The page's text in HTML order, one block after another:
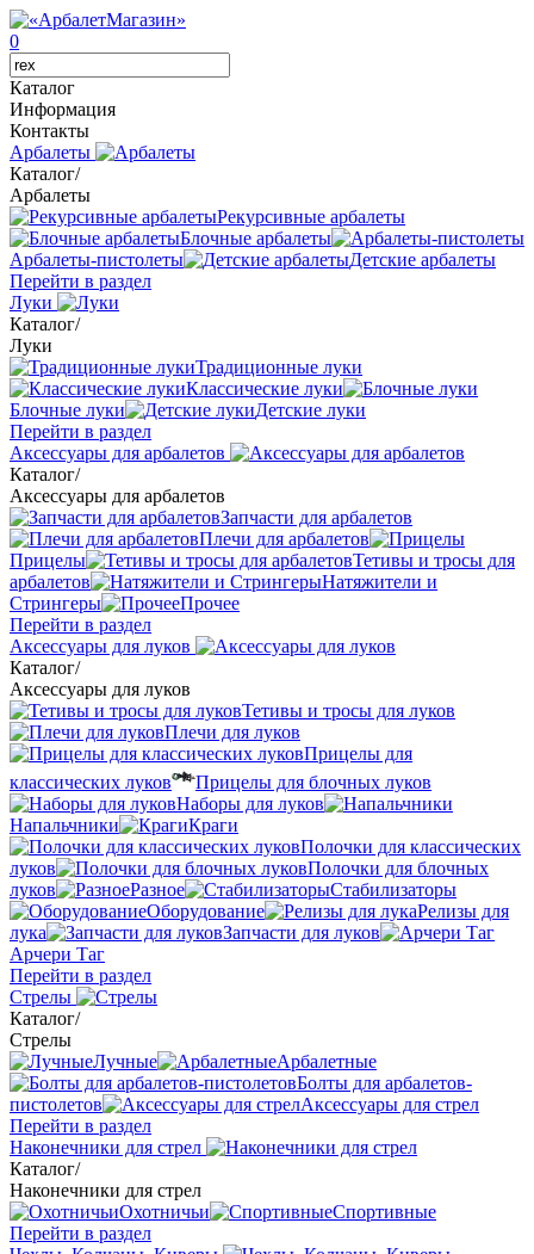
0
Каталог
Информация
Контакты
Арбалеты
Каталог/
Арбалеты
Рекурсивные арбалеты
Блочные арбалеты
Арбалеты-пистолеты
Детские арбалеты
Перейти в раздел
Луки
Каталог/
Луки
Традиционные луки
Классические луки
Блочные луки
Детские луки
Перейти в раздел
Аксессуары для арбалетов
Каталог/
Аксессуары для арбалетов
Запчасти для арбалетов
Плечи для арбалетов
Прицелы
Тетивы и тросы для
арбалетов
Натяжители и
Стрингеры
Прочее
Перейти в раздел
Аксессуары для луков
Каталог/
Аксессуары для луков
Тетивы и тросы для луков
Плечи для луков
Прицелы для
классических луков
Прицелы для блочных луков
Наборы для луков
Напальчники
Краги
Полочки для классических
луков
Полочки для блочных
луков
Разное
Стабилизаторы
Оборудование
Релизы для
лука
Запчасти для луков
Арчери Таг
Перейти в раздел
Стрелы
Каталог/
Стрелы
Лучные
Арбалетные
Болты для арбалетов-
пистолетов
Аксессуары для стрел
Перейти в раздел
Наконечники для стрел
Каталог/
Наконечники для стрел
Охотничьи
Спортивные
Перейти в раздел